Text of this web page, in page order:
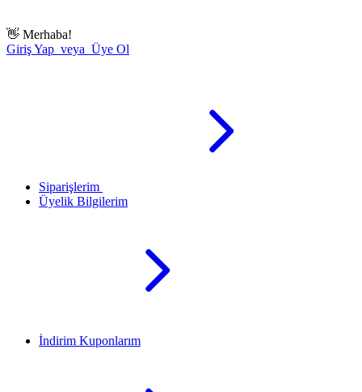
👋 Merhaba!
Giriş Yap veya Üye Ol
Siparişlerim
Üyelik Bilgilerim
İndirim Kuponlarım